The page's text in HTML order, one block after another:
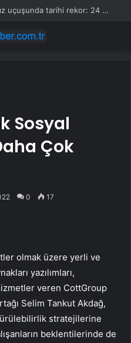
Dünyanın en uzun aktarmasız uçuşunda tarihi rekor: 24 saatten fazla havada kaldılar
Sosyal
Çok
0 17
olmak üzere yerli ve
yazılımları,
veren CottGroup
Selim Tankut Akdağ,
stratejilerine
beklentilerinde de